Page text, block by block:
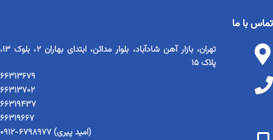
تماس با ما
تهران، بازار آهن شادآباد، بلوار مدائن، ابتدای بهاران ۲، بلوک ۱۳،
پلاک ۱۵
۶۶۳۱۳۶۷۹
۶۶۳۱۳۷۰۲
۶۶۳۱۹۴۳۷
۶۶۳۱۹۶۶۷
(امید پیری) ۶۷۹۸۹۷۷-۰۹۱۲